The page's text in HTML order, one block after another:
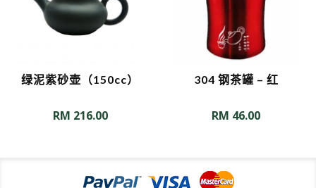
绿泥紫砂壶（150cc）
RM 216.00
304 钢茶罐 – 红
RM 46.00